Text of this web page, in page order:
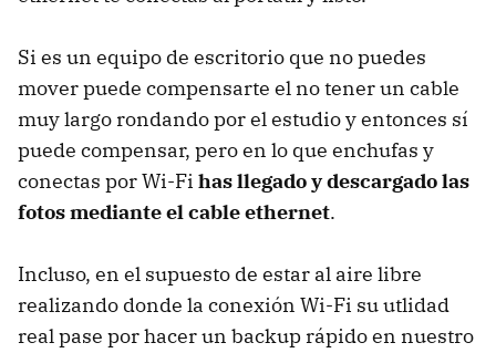
Si es un equipo de escritorio que no puedes
mover puede compensarte el no tener un cable
muy largo rondando por el estudio y entonces sí
puede compensar, pero en lo que enchufas y
conectas por Wi-Fi has llegado y descargado las
fotos mediante el cable ethernet.
Incluso, en el supuesto de estar al aire libre
realizando donde la conexión Wi-Fi su utlidad
real pase por hacer un backup rápido en nuestro